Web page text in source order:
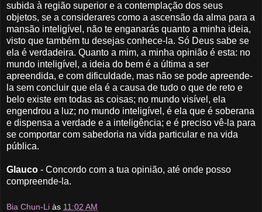
subida à região superior e a contemplação dos seus
objetos, se a considerares como a ascensão da alma para a
mansão inteligível, não te enganarás quanto a minha ideia,
visto que também tu desejas conhece-la. Só Deus sabe se
ela é verdadeira. Quanto a mim, a minha opinião é esta: no
mundo inteligível, a ideia do bem é a última a ser
apreendida, e com dificuldade, mas não se pode apreende-
la sem concluir que ela é a causa de tudo o que de reto e
belo existe em todas as coisas; no mundo visível, ela
engendrou a luz; no mundo inteligível, é ela que é soberana
e dispensa a verdade e a inteligência; e é preciso vê-la para
se comportar com sabedoria na vida particular e na vida
pública.
Glauco - Concordo com a tua opinião, até onde posso
compreende-la.
Bia Chun-Li às 11:02 AM